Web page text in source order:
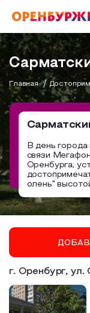
О РЕГИОНЕ
О регионе
Бузулук и
Соль-Илецкий
Саракташский
МОЙ МАРШРУТ
Маршруты от
Промышленный
Пешеходный
Аудио маршруты
Аттестованные
ГДЕ ПОЕСТЬ
ГДЕ
НАЦИОНАЛЬНЫЙ
English(EN)
Русский(RU)
Главная
В день города
связи
Оренбурга,
олень"
г. Оренбург, ул.